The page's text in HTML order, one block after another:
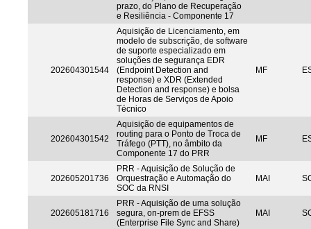
prazo, do Plano de Recuperação
e Resiliência - Componente 17
202604301544
Aquisição de Licenciamento, em
modelo de subscrição, de software
de suporte especializado em
soluções de segurança EDR
(Endpoint Detection and
response) e XDR (Extended
Detection and response) e bolsa
de Horas de Serviços de Apoio
Técnico
MF
202604301542
Aquisição de equipamentos de
routing para o Ponto de Troca de
Tráfego (PTT), no âmbito da
Componente 17 do PRR
MF
202605201736
PRR - Aquisição de Solução de
Orquestração e Automação do
SOC da RNSI
MAI
202605181716
PRR - Aquisição de uma solução
segura, on-prem de EFSS
(Enterprise File Sync and Share)
MAI